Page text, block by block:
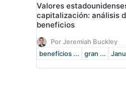
Valores
capitalización: análisis
beneficios
Por Jeremiah Buckley
beneficios ...
gran ...